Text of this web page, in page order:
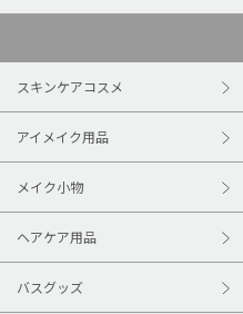
スキンケアコスメ
アイメイク用品
メイク小物
ヘアケア用品
バスグッズ